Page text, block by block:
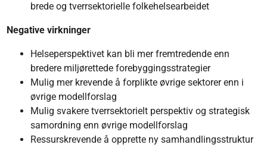
brede og tverrsektorielle folkehelsearbeidet
Negative virkninger​
Helseperspektivet kan bli mer fremtredende enn
bredere miljørettede forebyggingsstrategier​
Mulig mer krevende å forplikte øvrige sektorer enn i
øvrige modellforslag
Mulig svakere tverrsektorielt perspektiv og strategisk
samordning enn øvrige modellforslag
Ressurskrevende å opprette ny samhandlingsstruktur